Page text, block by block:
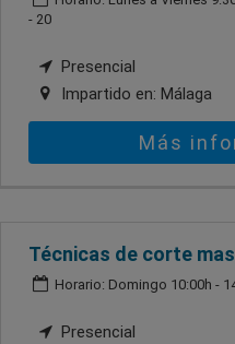
- 20
Presencial
Impartido en: Málaga
Más
Técnicas de corte
Horario: Domingo 10:00h -
Presencial